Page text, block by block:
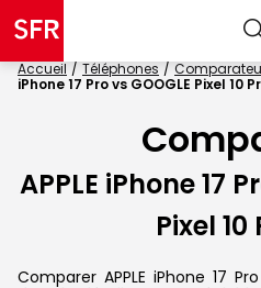
Accueil Téléphones
iPhone 17 Pro vs GOOGLE Pixel 10
APPLE iPhone 17
Pixel 10
Comparer APPLE iPhone 17